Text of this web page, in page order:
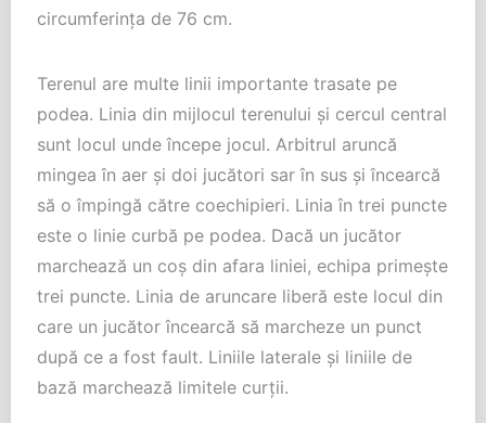
circumferința de 76 cm.
Terenul are multe linii importante trasate pe
podea. Linia din mijlocul terenului și cercul central
sunt locul unde începe jocul. Arbitrul aruncă
mingea în aer și doi jucători sar în sus și încearcă
să o împingă către coechipieri. Linia în trei puncte
este o linie curbă pe podea. Dacă un jucător
marchează un coș din afara liniei, echipa primește
trei puncte. Linia de aruncare liberă este locul din
care un jucător încearcă să marcheze un punct
după ce a fost fault. Liniile laterale și liniile de
bază marchează limitele curții.